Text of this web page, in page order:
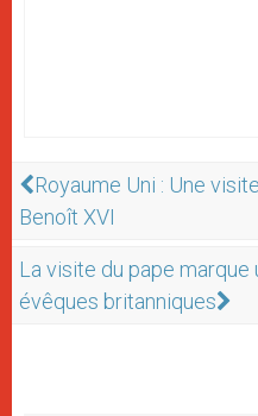
Royaume Uni : Une
Benoît XVI
La visite du pape
évêques britanniques